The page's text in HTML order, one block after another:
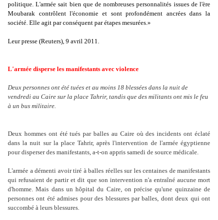
politique. L'armée sait bien que de nombreuses personnalités issues de l'ère
Moubarak contrôlent l'économie et sont profondément ancrées dans la
société. Elle agit par conséquent par étapes mesurées.»
Leur presse (Reuters), 9 avril 2011.
L'armée disperse les manifestants avec violence
Deux personnes ont été tuées et au moins 18 blessées dans la nuit de
vendredi au Caire sur la place Tahrir, tandis que des militants ont mis le feu
à un bus militaire.
Deux hommes ont été tués par balles au Caire où des incidents ont éclaté
dans la nuit sur la place Tahrir, après l'intervention de l'armée égyptienne
pour disperser des manifestants, a-t-on appris samedi de source médicale.
L'armée a démenti avoir tiré à balles réelles sur les centaines de manifestants
qui refusaient de partir et dit que son intervention n'a entraîné aucune mort
d'homme. Mais dans un hôpital du Caire, on précise qu'une quinzaine de
personnes ont été admises pour des blessures par balles, dont deux qui ont
succombé à leurs blessures.